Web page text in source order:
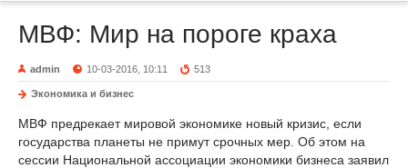
МВФ: Мир на пороге краха
admin 10-03-2016, 10:11 513
Экономика и бизнес
МВФ предрекает мировой экономике новый кризис, если
государства планеты не примут срочных мер. Об этом на
сессии Национальной ассоциации экономики бизнеса заявил